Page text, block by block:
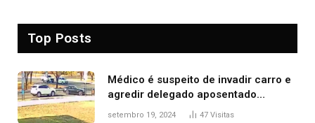
Top Posts
Médico é suspeito de invadir carro e
agredir delegado aposentado
durante confusão no trânsito
setembro 19, 2024 47 Visitas